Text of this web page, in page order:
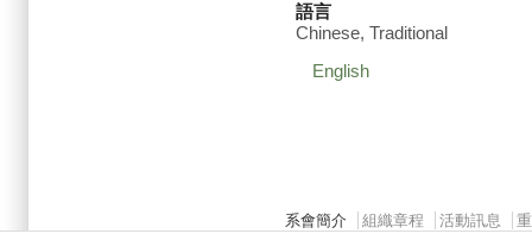
語言
Chinese, Traditional
English
系會簡介 組織章程 活動訊息